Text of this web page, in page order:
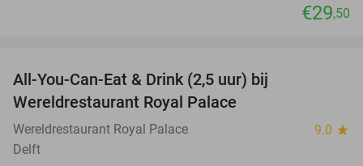
€29,50
All-You-Can-Eat & Drink (2,5 uur) bij
Wereldrestaurant Royal Palace
Wereldrestaurant Royal Palace 9.0 star
Delft